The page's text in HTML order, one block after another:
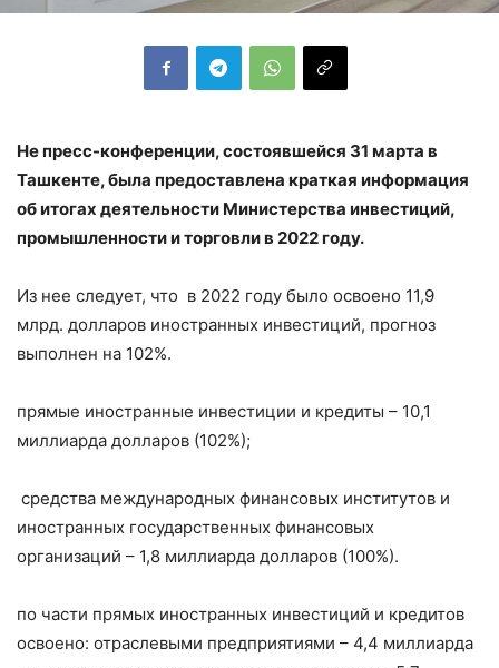
Не пресс-конференции, состоявшейся 31 марта в
Ташкенте, была предоставлена краткая информация
об итогах деятельности Министерства инвестиций,
промышленности и торговли в 2022 году.
Из нее следует, что в 2022 году было освоено 11,9
млрд. долларов иностранных инвестиций, прогноз
выполнен на 102%.
прямые иностранные инвестиции и кредиты – 10,1
миллиарда долларов (102%);
средства международных финансовых институтов и
иностранных государственных финансовых
организаций – 1,8 миллиарда долларов (100%).
по части прямых иностранных инвестиций и кредитов
освоено: отраслевыми предприятиями – 4,4 миллиарда